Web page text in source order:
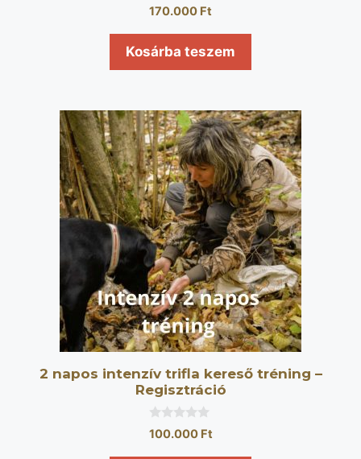
0
a
-
ő
170.000 Ft
Kosárba teszem
2 napos intenzív trifla kereső tréning –
Regisztráció
0
a
100.000 Ft